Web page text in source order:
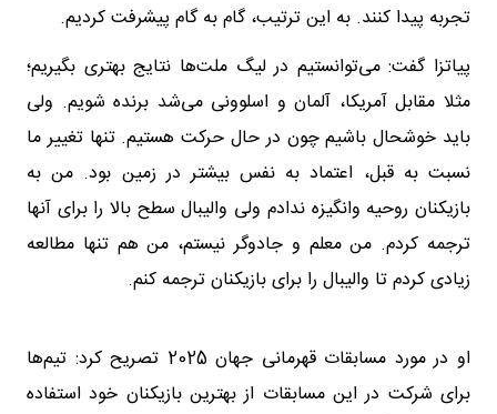
تجربه پیدا کنند. به این ترتیب، گام به گام پیشرفت کردیم.
پیاتزا گفت: می‌توانستیم در لیگ ملت‌ها نتایج بهتری بگیریم؛
مثلا مقابل آمریکا، آلمان و اسلوونی می‌شد برنده شویم. ولی
باید خوشحال باشیم چون در حال حرکت هستیم. تنها تغییر ما
نسبت به قبل، اعتماد به نفس بیشتر در زمین بود. من به
بازیکنان روحیه وانگیزه ندادم ولی والیبال سطح بالا را برای آنها
ترجمه کردم. من معلم و جادوگر نیستم،‌ من هم تنها مطالعه
زیادی کردم تا والیبال را برای بازیکنان ترجمه کنم.
او در مورد مسابقات قهرمانی جهان 2025 تصریح کرد: تیم‌ها
برای شرکت در این مسابقات از بهترین بازیکنان خود استفاده